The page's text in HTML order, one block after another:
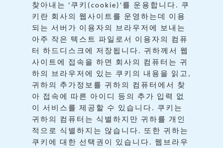
찾아내는 ' 쿠키 (cookie)' 를 운용합니다 . 쿠
키란 회사의 웹사이트를 운영하는데
이용
되는 서버가 이용자의 브라우저에
보내는
아주 작은 텍스트 파일로서 이용자의
컴퓨
터 하드디스크에 저장됩니다 . 귀하께서
웹
사이트에
접속을 하면 회사의 컴퓨터는 귀
하의
브라우저에 있는 쿠키의 내용을 읽고 ,
귀하의 추가정보를 귀하의 컴퓨터에서
찾
아 접속에 따른 아이디 등의 추가 입력
없
이 서비스를 제공할 수 있습니다 . 쿠키는
귀하의
컴퓨터는 식별하지만 귀하를 개인
적으로
식별하지는 않습니다 . 또한 귀하는
쿠키에 대한 선택권이 있습니다 . 웹브라우